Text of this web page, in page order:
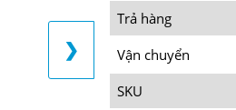
❯
Trả hàng
Vận chuyển
SKU